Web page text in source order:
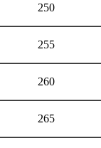
250
255
260
265